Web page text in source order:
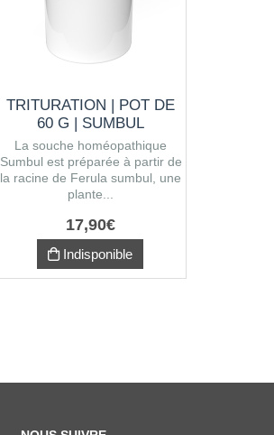
TRITURATION | POT DE
60 G | SUMBUL
La souche homéopathique
Sumbul est préparée à partir de
la racine de Ferula sumbul, une
plante...
17,90€
Indisponible